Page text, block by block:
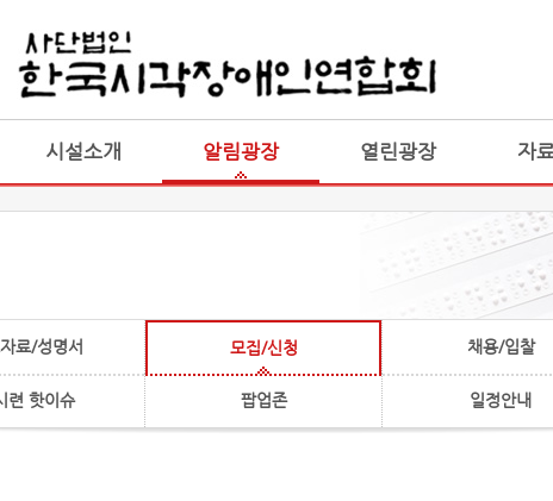
시설소개 알림광장 열린광장 자
료/성명서 모집/신청 채용/입찰
련 핫이슈 팝업존 일정안내